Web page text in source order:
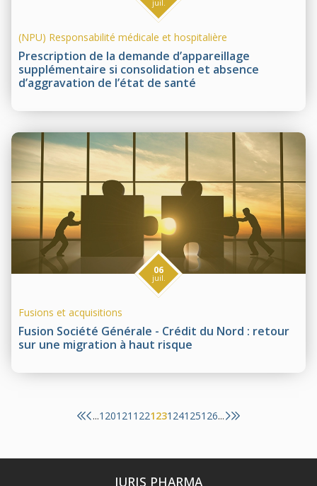
Prescription de la demande d’appareillage
supplémentaire si consolidation et absence
d’aggravation de l’état de santé
juil.
(NPU) Responsabilité médicale et hospitalière
Fusion Société Générale - Crédit du Nord : retour
sur une migration à haut risque
06
juil.
Fusions et acquisitions
...120121 122123124125126...
JURIS PHARMA